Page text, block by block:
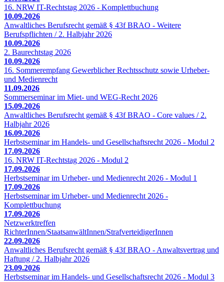
16. NRW IT-Rechtstag 2026 - Komplettbuchung
10.09.2026
Anwaltliches Berufsrecht gemäß § 43f BRAO - Weitere
Berufspflichten / 2. Halbjahr 2026
10.09.2026
2. Baurechtstag 2026
10.09.2026
16. Sommerempfang Gewerblicher Rechtsschutz sowie Urheber-
und Medienrecht
11.09.2026
Sommerseminar im Miet- und WEG-Recht 2026
15.09.2026
Anwaltliches Berufsrecht gemäß § 43f BRAO - Core values / 2.
Halbjahr 2026
16.09.2026
Herbstseminar im Handels- und Gesellschaftsrecht 2026 - Modul 2
17.09.2026
16. NRW IT-Rechtstag 2026 - Modul 2
17.09.2026
Herbstseminar im Urheber- und Medienrecht 2026 - Modul 1
17.09.2026
Herbstseminar im Urheber- und Medienrecht 2026 -
Komplettbuchung
17.09.2026
Netzwerktreffen
RichterInnen/StaatsanwältInnen/StrafverteidigerInnen
22.09.2026
Anwaltliches Berufsrecht gemäß § 43f BRAO - Anwaltsvertrag und
Haftung / 2. Halbjahr 2026
23.09.2026
Herbstseminar im Handels- und Gesellschaftsrecht 2026 - Modul 3